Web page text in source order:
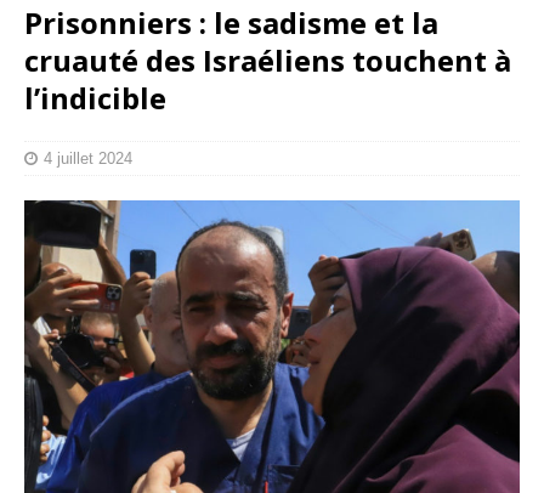
Prisonniers : le sadisme et la
cruauté des Israéliens touchent à
l’indicible
4 juillet 2024